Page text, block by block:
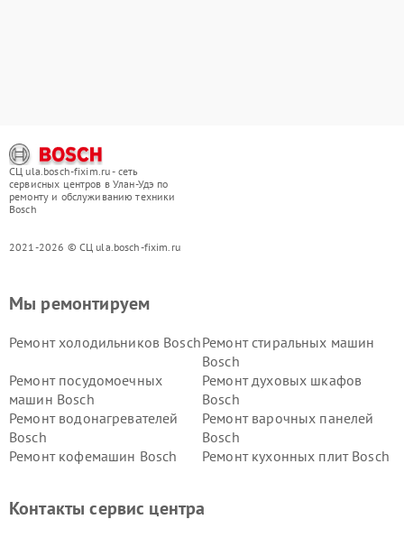
СЦ ula.bosch-fixim.ru - сеть
сервисных центров в Улан-Удэ по
ремонту и обслуживанию техники
Bosch
2021-2026 © СЦ ula.bosch-fixim.ru
Мы ремонтируем
Ремонт холодильников BoschРемонт стиральных машин
Bosch
Ремонт посудомоечных
машин Bosch
Ремонт духовых шкафов
Bosch
Ремонт водонагревателей
Bosch
Ремонт варочных панелей
Bosch
Ремонт кофемашин Bosch
Ремонт кухонных плит Bosch
Ремонт сушильных автоматовРемонт морозильных камер
Контакты сервис центра